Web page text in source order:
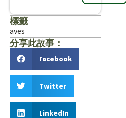
標籤
aves
分享此故事：
Facebook
Twitter
LinkedIn